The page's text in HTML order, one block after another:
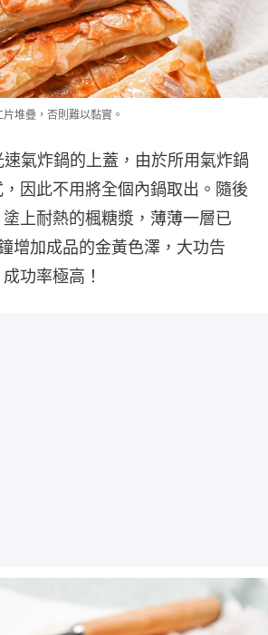
堆疊，否則難以黏實。
氣炸鍋的上蓋，由於所用氣炸鍋
因此不用將全個內鍋取出。隨後
上耐熱的楓糖漿，薄薄一層已
增加成品的金黃色澤，大功告
功率極高！